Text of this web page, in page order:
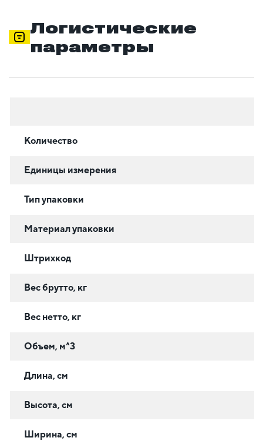
Логистические
параметры
Количество
Единицы измерения
Тип упаковки
Материал упаковки
Штрихкод
Вес брутто, кг
Вес нетто, кг
Объем, м^3
Длина, см
Высота, см
Ширина, см